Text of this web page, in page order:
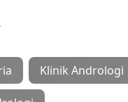
Klinik Andrologi